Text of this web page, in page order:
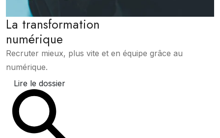
La transformation
numérique
Recruter mieux, plus vite et en équipe grâce au
numérique.
Lire le dossier